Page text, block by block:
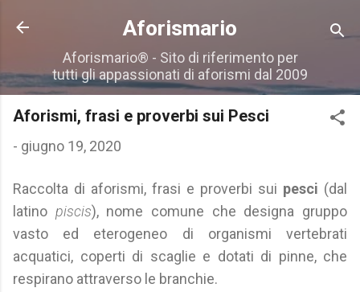
Passa ai contenuti principali
Aforismario
Aforismario® - Sito di riferimento per
tutti gli appassionati di aforismi dal 2009
Aforismi, frasi e proverbi sui Pesci
- giugno 19, 2020
Raccolta di aforismi, frasi e proverbi sui pesci (dal
latino piscis), nome comune che designa gruppo
vasto ed eterogeneo di organismi vertebrati
acquatici, coperti di scaglie e dotati di pinne, che
respirano attraverso le branchie.